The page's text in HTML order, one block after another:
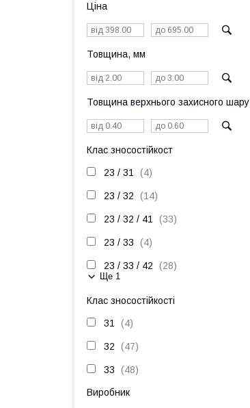
Ціна
Товщина, мм
Товщина верхнього захисного шару
Клас зносостійкост
23 / 31 4
23 / 32 14
23 / 32 / 41 33
23 / 33 4
23 / 33 / 42 28
Ще 1
Клас зносостійкості
31 4
32 47
33 48
Виробник